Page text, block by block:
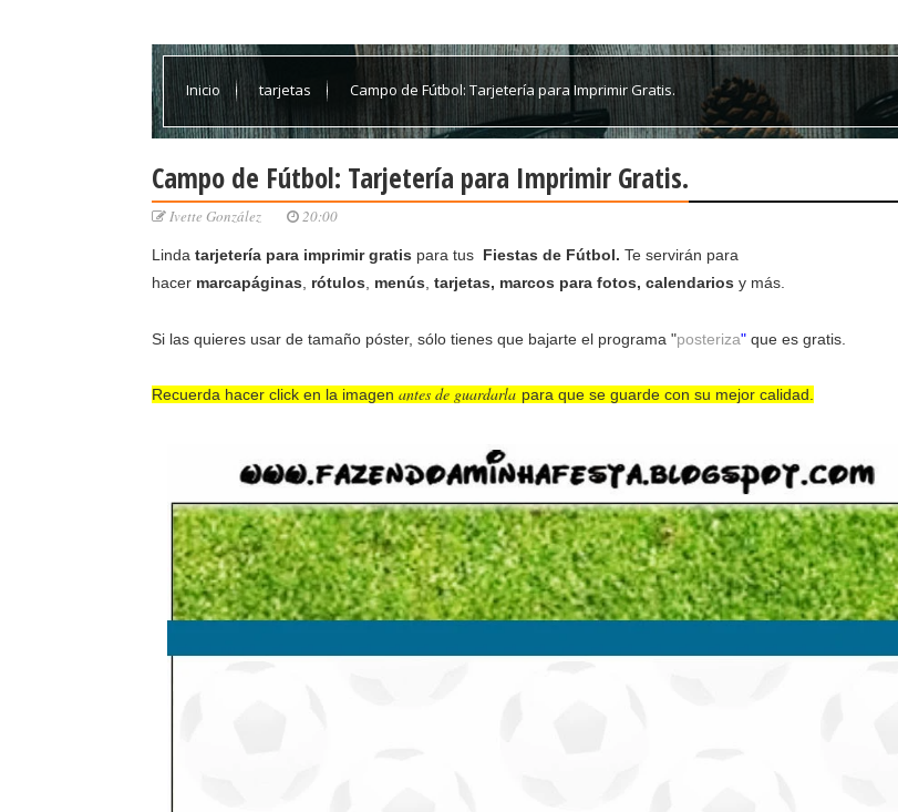
Inicio tarjetas Campo de Fútbol: Tarjetería para Imprimir Gratis.
Campo de Fútbol: Tarjetería para Imprimir Gratis.
Ivette González 20:00
Linda tarjetería para imprimir gratis para tus Fiestas de Fútbol. Te servirán para
hacer marcapáginas rótulos menús tarjetas, marcos para fotos, calendarios y más.
Si las quieres usar de tamaño póster, sólo tienes que bajarte el programa "posteriza" que es gratis.
Recuerda hacer click en la imagen antes de guardarla para que se guarde con su mejor calidad.